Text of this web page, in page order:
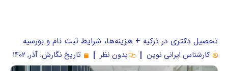
تحصیل دکتری در ترکیه + هزینه‌ها، شرایط ثبت نام و بورسیه
کارشناس ایرانی نوین بدون نظر تاریخ نگارش: آذر, ۱۴۰۲